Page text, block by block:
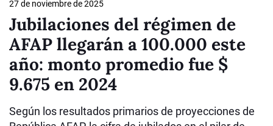
27 de noviembre de 2025
Jubilaciones del régimen de
AFAP llegarán a 100.000 este
año: monto promedio fue $
9.675 en 2024
Según los resultados primarios de proyecciones de